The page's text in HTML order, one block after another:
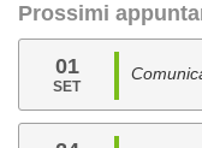
Prossimi
01
SET